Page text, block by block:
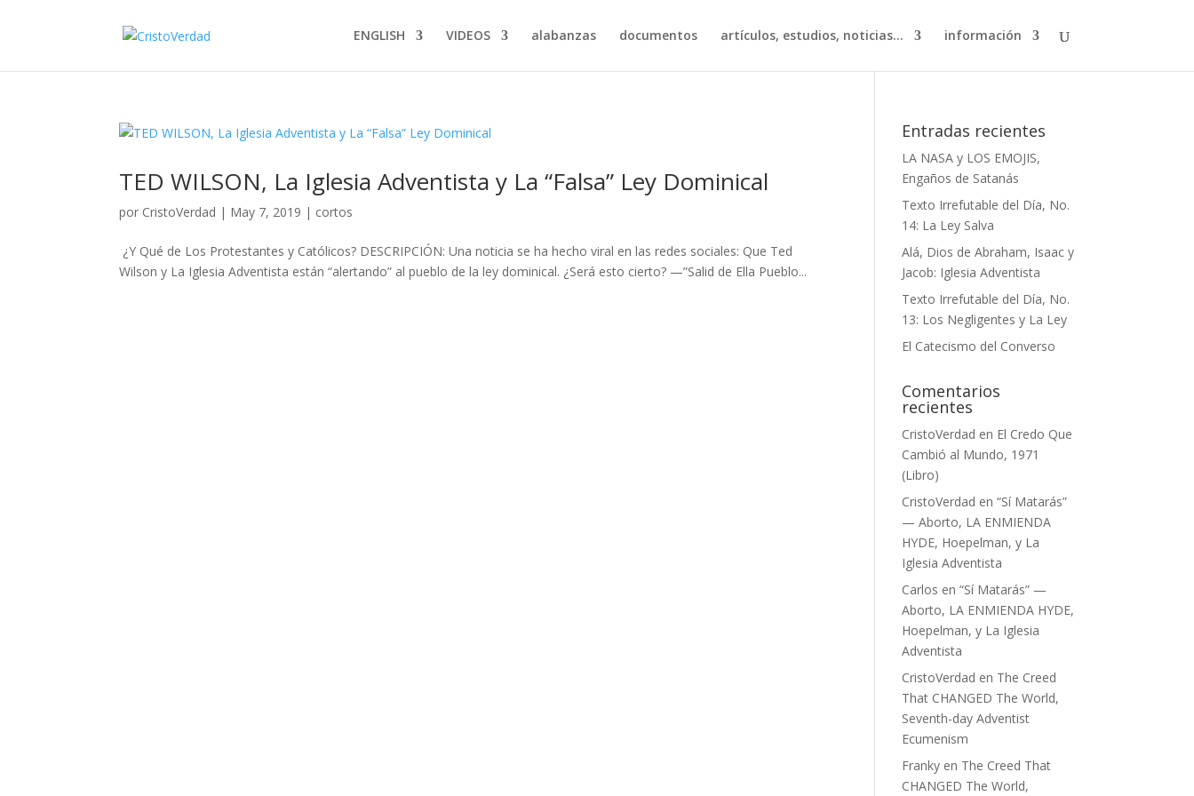
ENGLISH VIDEOS alabanzas documentos artículos, estudios, noticias… información
TED WILSON, La Iglesia Adventista y La “Falsa” Ley Dominical
por CristoVerdad | May 7, 2019 | cortos
¿Y Qué de Los Protestantes y Católicos? DESCRIPCIÓN: Una noticia se ha hecho viral en las redes sociales: Que Ted
Wilson y La Iglesia Adventista están “alertando” al pueblo de la ley dominical. ¿Será esto cierto? —”Salid de Ella Pueblo...
Entradas recientes
LA NASA y LOS EMOJIS,
Engaños de Satanás
Texto Irrefutable del Día, No.
14: La Ley Salva
Alá, Dios de Abraham, Isaac y
Jacob: Iglesia Adventista
Texto Irrefutable del Día, No.
13: Los Negligentes y La Ley
El Catecismo del Converso
Comentarios
recientes
CristoVerdad en El Credo Que
Cambió al Mundo, 1971
(Libro)
CristoVerdad en“Sí Matarás”
— Aborto, LA ENMIENDA
HYDE, Hoepelman, y La
Iglesia Adventista
Carlos en“Sí Matarás” —
Aborto, LA ENMIENDA HYDE,
Hoepelman, y La Iglesia
Adventista
CristoVerdad en The Creed
That CHANGED The World,
Seventh-day Adventist
Ecumenism
Franky en The Creed That
CHANGED The World,